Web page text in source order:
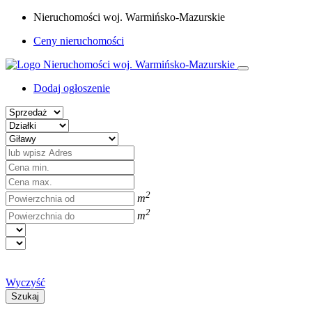
Nieruchomości woj. Warmińsko-Mazurskie
Ceny nieruchomości
Dodaj ogłoszenie
m2
m2
Wyczyść
Szukaj